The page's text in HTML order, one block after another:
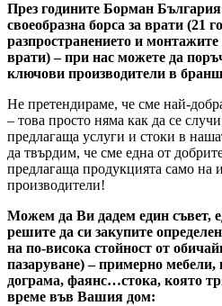
През годините Борман България
своеобразна борса за врати (21
разпространението и
врати) – при нас можете да
ключови производители в
Не претендираме, че сме най-
– това просто няма как да се
предлагаща услуги и стоки в
да твърдим, че сме една от
предлагаща продукцията само на
производители!
Можем да Ви дадем един съвет,
решите да си закупите
на по-висока стойност от
пазаруване) – примерно мебели,
дограма, фаянс…стока, която
време във Вашия дом: